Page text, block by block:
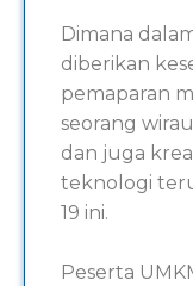
Dimana
diberikan
pemaparan
seorang
dan juga
teknologi
19 ini.
Peserta